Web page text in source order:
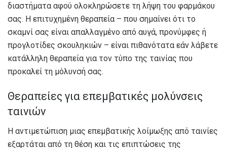
διαστήματα αφού ολοκληρώσετε τη λήψη του φαρμάκου
σας. Η επιτυχημένη θεραπεία – που σημαίνει ότι το
σκαμνί σας είναι απαλλαγμένο από αυγά, προνύμφες ή
προγλοτίδες σκουληκιών – είναι πιθανότατα εάν λάβετε
κατάλληλη θεραπεία για τον τύπο της ταινίας που
προκαλεί τη μόλυνσή σας.
Θεραπείες για επεμβατικές μολύνσεις
ταινιών
Η αντιμετώπιση μιας επεμβατικής λοίμωξης από ταινίες
εξαρτάται από τη θέση και τις επιπτώσεις της